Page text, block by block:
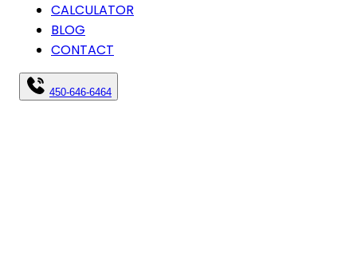
CALCULATOR
BLOG
CONTACT
450-646-6464